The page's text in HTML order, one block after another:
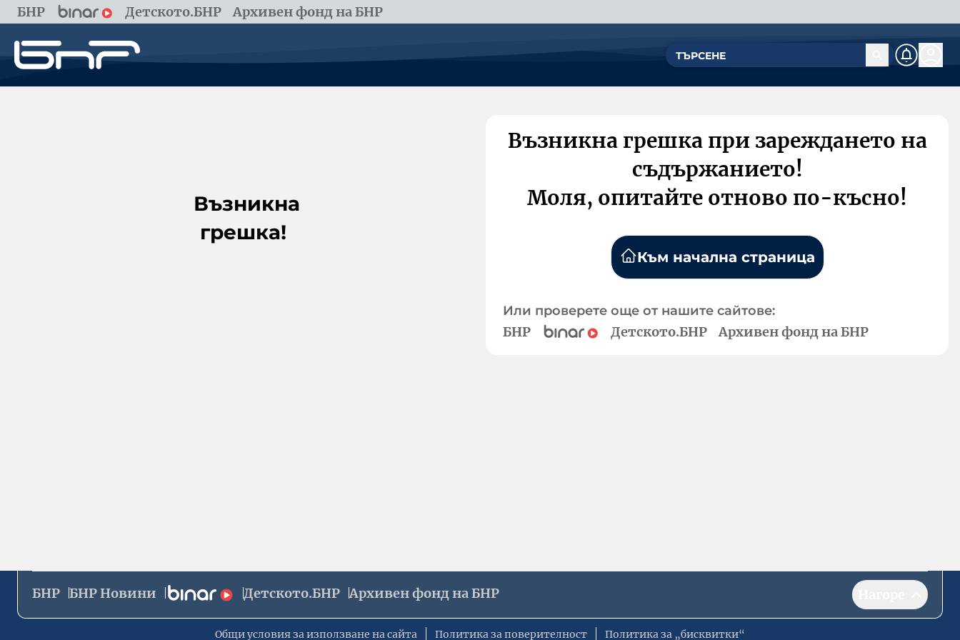
БНР Детското.БНР Архивен фонд на БНР
Възникна
грешка!
Възникна грешка при зареждането на
съдържанието!
Моля, опитайте отново по-късно!
Към начална страница
Или проверете още от нашите сайтове:
БНР Детското.БНР Архивен фонд на БНР
БНР БНР Новини Детското.БНР Архивен фонд на БНР
Общи условия за използване на сайта Политика за поверителност Политика за „бисквитки“